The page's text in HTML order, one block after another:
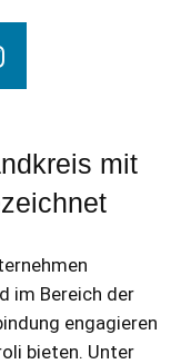
mit
im Bereich der
engagieren
bieten. Unter